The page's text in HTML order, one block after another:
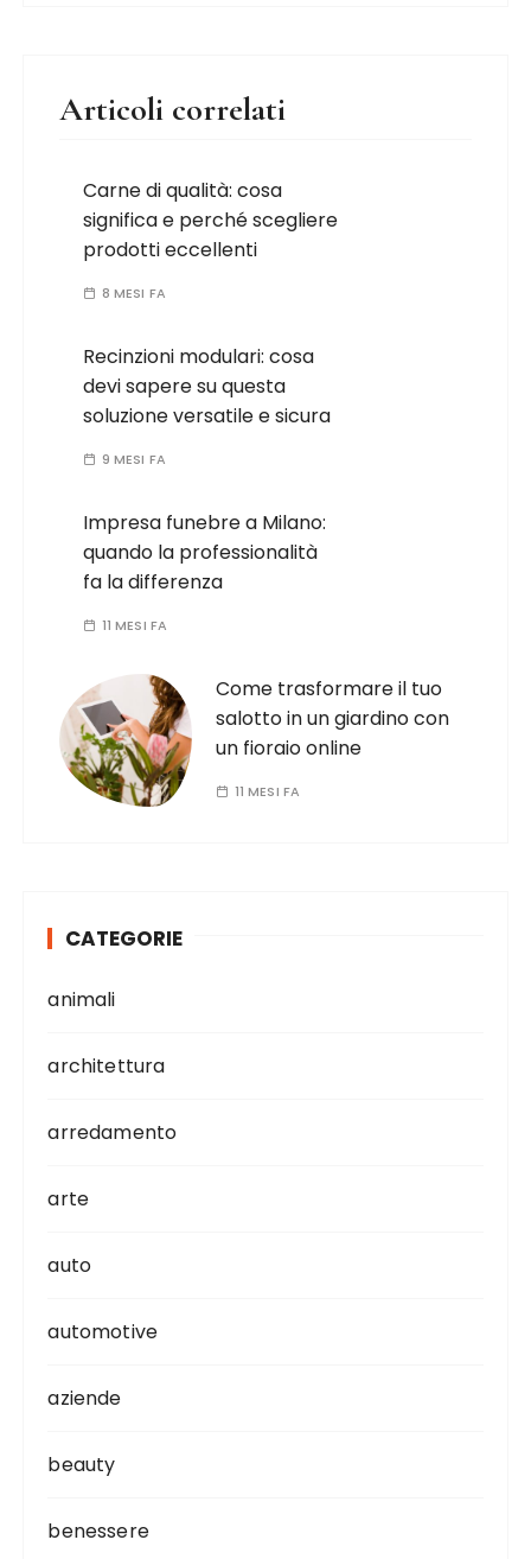
Articoli correlati
Carne di qualità: cosa
significa e perché scegliere
prodotti eccellenti
8 MESI FA
Recinzioni modulari: cosa
devi sapere su questa
soluzione versatile e sicura
9 MESI FA
Impresa funebre a Milano:
quando la professionalità
fa la differenza
11 MESI FA
Come trasformare il tuo
salotto in un giardino con
un fioraio online
11 MESI FA
CATEGORIE
animali
architettura
arredamento
arte
auto
automotive
aziende
beauty
benessere